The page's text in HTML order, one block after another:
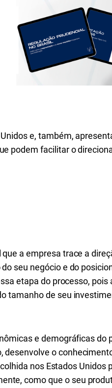
e, também,
podem facilitar o
a empresa trace a
seu negócio e do
etapa do processo, pois
tamanho de seu
e demográficas do
desenvolve o
nos Estados Unidos
como que o seu